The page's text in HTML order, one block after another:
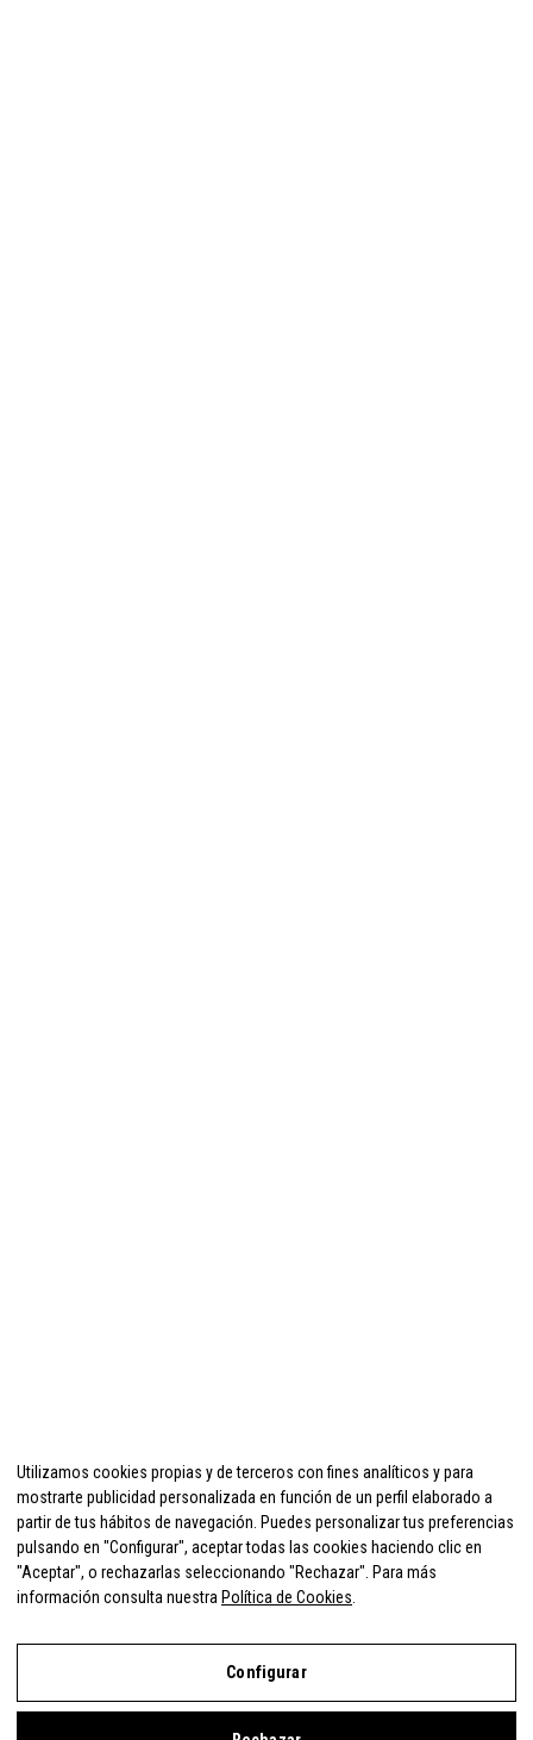
Utilizamos cookies propias y de terceros con fines analíticos y para
mostrarte publicidad personalizada en función de un perfil elaborado a
partir de tus hábitos de navegación. Puedes personalizar tus preferencias
pulsando en "Configurar", aceptar todas las cookies haciendo clic en
"Aceptar", o rechazarlas seleccionando "Rechazar". Para más
información consulta nuestra Política de Cookies
Configurar